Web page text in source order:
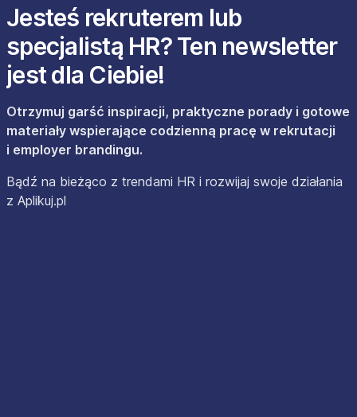
Jesteś rekruterem lub
specjalistą HR? Ten newsletter
jest dla Ciebie!
Otrzymuj garść inspiracji, praktyczne porady i gotowe
materiały wspierające codzienną pracę w rekrutacji
i employer brandingu.
Bądź na bieżąco z trendami HR i rozwijaj swoje działania
z Aplikuj.pl